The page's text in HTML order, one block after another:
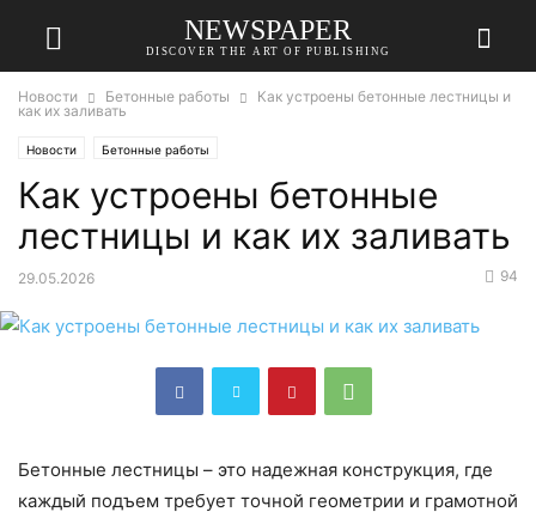
NEWSPAPER
DISCOVER THE ART OF PUBLISHING
Новости Бетонные работы
Как устроены бетонные лестницы и
как их заливать
Новости Бетонные работы
Как устроены бетонные
лестницы и как их заливать
29.05.2026 94
Бетонные лестницы – это надежная конструкция, где
каждый подъем требует точной геометрии и грамотной